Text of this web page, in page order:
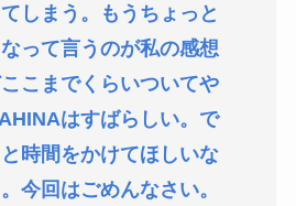
しまう。もうちょっと
って言うのが私の感想
こまでくらいついてや
はすばらしい。で
時間をかけてほしいな
今回はごめんなさい。